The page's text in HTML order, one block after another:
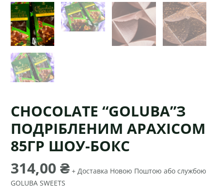
CHOCOLATE “GOLUBA”З
ПОДРІБЛЕНИМ АРАХІСОМ
85ГР ШОУ-БОКС
314,00 ₴ + Доставка Новою Поштою або службою
GOLUBA SWEETS